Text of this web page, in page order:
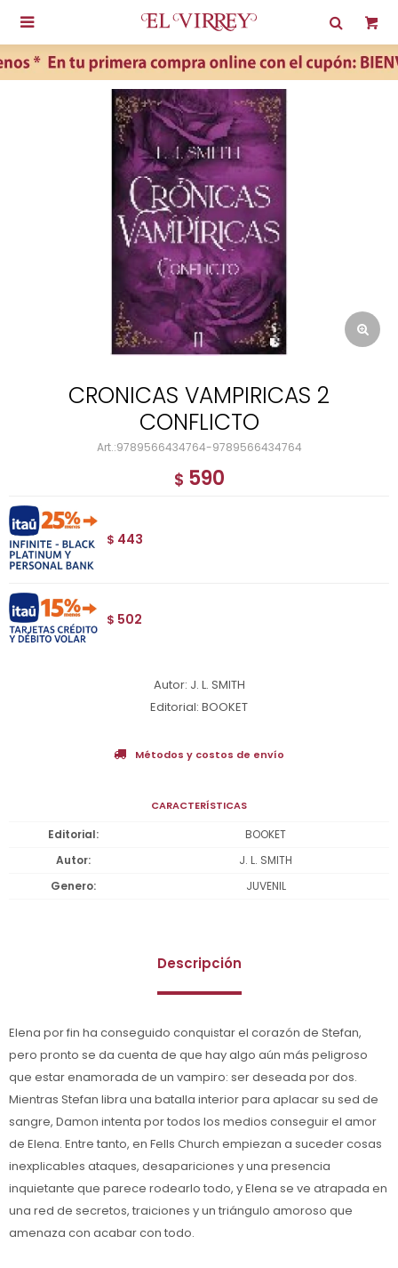

CRONICAS VAMPIRICAS 2
CONFLICTO
9789566434764-9789566434764
$ 590
$ 443
$ 502
Autor: J. L. SMITH
Editorial: BOOKET
Métodos y costos de envío
CARACTERÍSTICAS
Editorial
BOOKET
Autor
J. L. SMITH
Genero
JUVENIL
Descripción
Elena por fin ha conseguido conquistar el corazón de Stefan,
pero pronto se da cuenta de que hay algo aún más peligroso
que estar enamorada de un vampiro: ser deseada por dos.
Mientras Stefan libra una batalla interior para aplacar su sed de
sangre, Damon intenta por todos los medios conseguir el amor
de Elena. Entre tanto, en Fells Church empiezan a suceder cosas
inexplicables ataques, desapariciones y una presencia
inquietante que parece rodearlo todo, y Elena se ve atrapada en
una red de secretos, traiciones y un triángulo amoroso que
amenaza con acabar con todo.